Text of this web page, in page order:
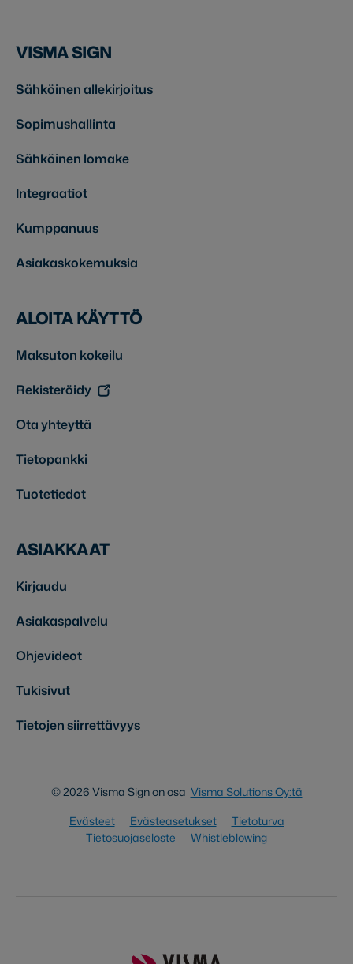
VISMA SIGN
Sähköinen allekirjoitus
Sopimushallinta
Sähköinen lomake
Integraatiot
Kumppanuus
Asiakaskokemuksia
ALOITA KÄYTTÖ
Maksuton kokeilu
Rekisteröidy
Ota yhteyttä
Tietopankki
Tuotetiedot
ASIAKKAAT
Kirjaudu
Asiakaspalvelu
Ohjevideot
Tukisivut
Tietojen siirrettävyys
© 2026 Visma Sign on osa Visma Solutions Oy:tä
Evästeet
Evästeasetukset
Tietoturva
Tietosuojaseloste
Whistleblowing